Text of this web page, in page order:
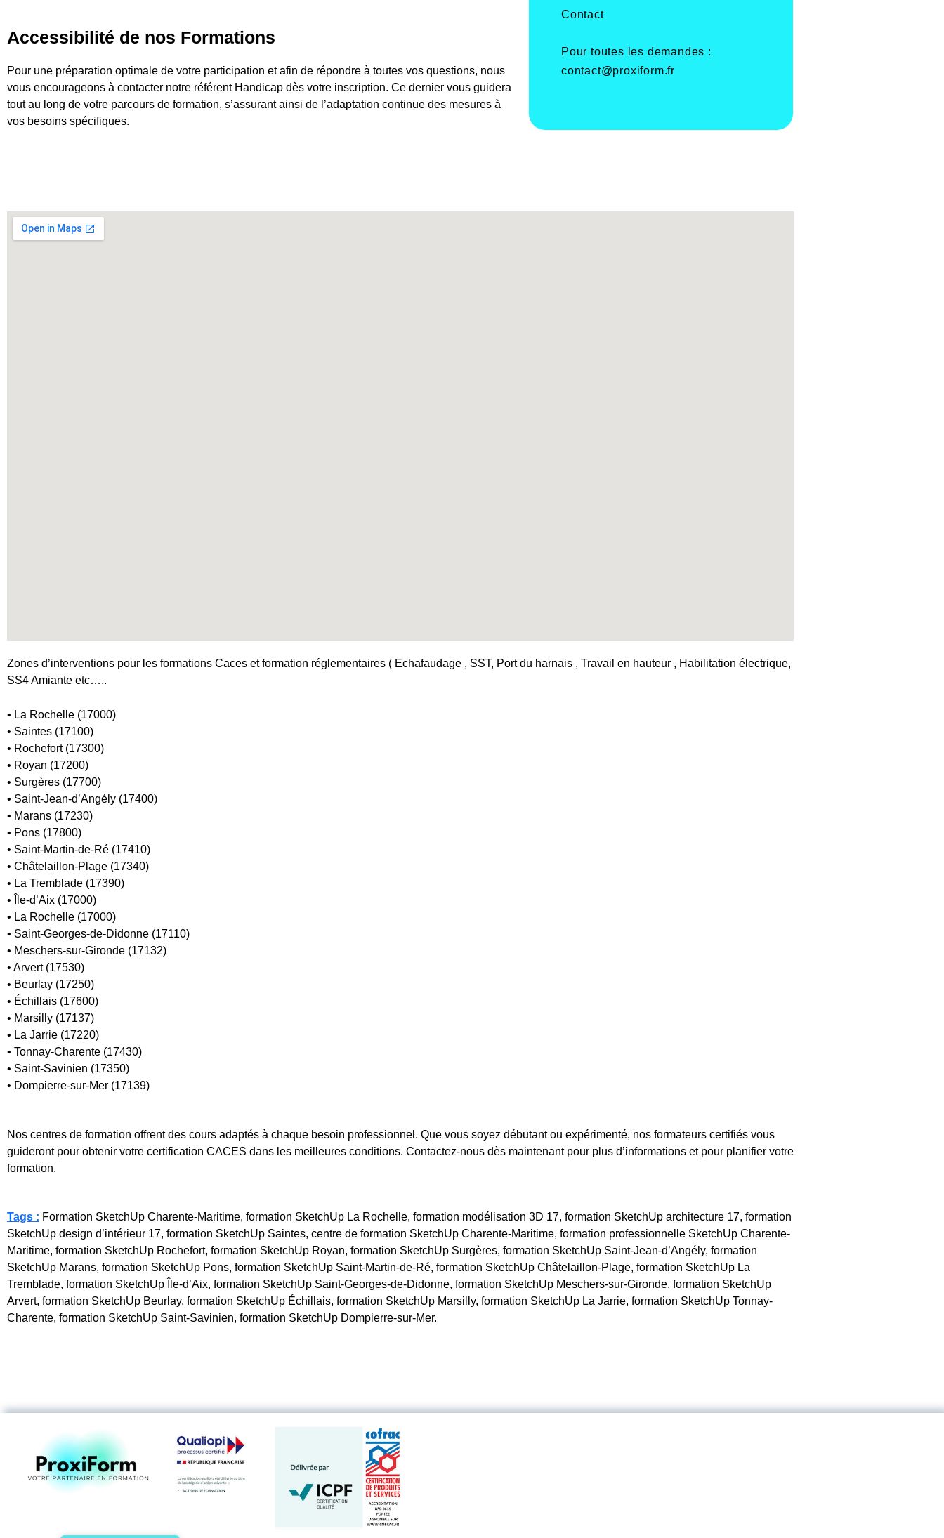
Accessibilité de nos Formations
Pour une préparation optimale de votre participation et afin de répondre à toutes vos questions, nous
vous encourageons à contacter notre référent Handicap dès votre inscription. Ce dernier vous guidera
tout au long de votre parcours de formation, s’assurant ainsi de l’adaptation continue des mesures à
vos besoins spécifiques.
Contact
Pour toutes les demandes :
contact@proxiform.fr
Zones d’interventions pour les formations Caces et formation réglementaires ( Echafaudage , SST, Port du harnais , Travail en hauteur , Habilitation électrique,
SS4 Amiante etc…..
• La Rochelle (17000)
• Saintes (17100)
• Rochefort (17300)
• Royan (17200)
• Surgères (17700)
• Saint-Jean-d’Angély (17400)
• Marans (17230)
• Pons (17800)
• Saint-Martin-de-Ré (17410)
• Châtelaillon-Plage (17340)
• La Tremblade (17390)
• Île-d’Aix (17000)
• La Rochelle (17000)
• Saint-Georges-de-Didonne (17110)
• Meschers-sur-Gironde (17132)
• Arvert (17530)
• Beurlay (17250)
• Échillais (17600)
• Marsilly (17137)
• La Jarrie (17220)
• Tonnay-Charente (17430)
• Saint-Savinien (17350)
• Dompierre-sur-Mer (17139)
Nos centres de formation offrent des cours adaptés à chaque besoin professionnel. Que vous soyez débutant ou expérimenté, nos formateurs certifiés vous
guideront pour obtenir votre certification CACES dans les meilleures conditions. Contactez-nous dès maintenant pour plus d’informations et pour planifier votre
formation.
Tags : Formation SketchUp Charente-Maritime, formation SketchUp La Rochelle, formation modélisation 3D 17, formation SketchUp architecture 17, formation
SketchUp design d’intérieur 17, formation SketchUp Saintes, centre de formation SketchUp Charente-Maritime, formation professionnelle SketchUp Charente-
Maritime, formation SketchUp Rochefort, formation SketchUp Royan, formation SketchUp Surgères, formation SketchUp Saint-Jean-d’Angély, formation
SketchUp Marans, formation SketchUp Pons, formation SketchUp Saint-Martin-de-Ré, formation SketchUp Châtelaillon-Plage, formation SketchUp La
Tremblade, formation SketchUp Île-d’Aix, formation SketchUp Saint-Georges-de-Didonne, formation SketchUp Meschers-sur-Gironde, formation SketchUp
Arvert, formation SketchUp Beurlay, formation SketchUp Échillais, formation SketchUp Marsilly, formation SketchUp La Jarrie, formation SketchUp Tonnay-
Charente, formation SketchUp Saint-Savinien, formation SketchUp Dompierre-sur-Mer.